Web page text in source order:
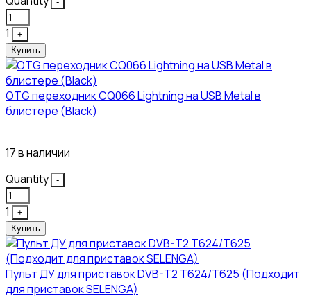
1
+
Купить
OTG переходник CQ066 Lightning на USB Metal в
блистере (Black)
17 в наличии
Quantity
-
1
+
Купить
Пульт ДУ для приставок DVB-T2 T624/T625 (Подходит
для приставок SELENGA)